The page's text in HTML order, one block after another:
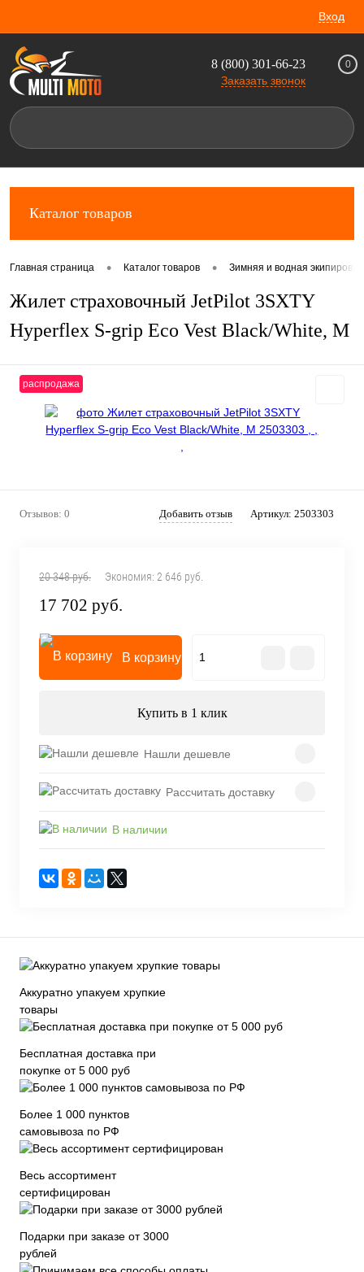
Вход
8 (800) 301-66-23
Заказать звонок
0
Каталог товаров
Главная страница • Каталог товаров • Зимняя и водная
Жилет страховочный JetPilot 3SXTY
Hyperflex S-grip Eco Vest Black/White, M
распродажа
Отзывов: 0 Добавить отзыв Артикул: 2503303
20 348 руб. Экономия: 2 646 руб.
17 702 руб.
В корзину
Купить в 1 клик
Нашли дешевле
Рассчитать доставку
В наличии
Аккуратно упакуем хрупкие
товары
Бесплатная доставка при
покупке от 5 000 руб
Более 1 000 пунктов
самовывоза по РФ
Весь ассортимент
сертифицирован
Подарки при заказе от 3000
рублей